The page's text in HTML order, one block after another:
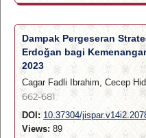
Dampak Pergeseran
Erdoğan bagi
2023
Cagar Fadli Ibrahim, Cecep
662-681
DOI: 10.37304/
Views:89